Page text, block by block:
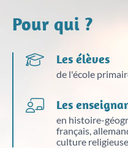
Pour qui ?
Les élèves
de l'école
Les
en histoire-
français,
culture religieuse...